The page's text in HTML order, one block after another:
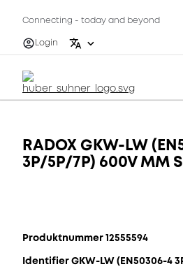
Connecting - today and beyond
Login
RADOX GKW-LW
3P/5P/7P) 600V MM S
Produktnummer 12555594
Identifier GKW-LW (EN50306-4